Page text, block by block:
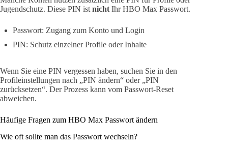
Jugendschutz. Diese PIN ist nicht Ihr HBO Max Passwort.
Passwort: Zugang zum Konto und Login
PIN: Schutz einzelner Profile oder Inhalte
Wenn Sie eine PIN vergessen haben, suchen Sie in den
Profileinstellungen nach „PIN ändern“ oder „PIN
zurücksetzen“. Der Prozess kann vom Passwort-Reset
abweichen.
Häufige Fragen zum HBO Max Passwort ändern
Wie oft sollte man das Passwort wechseln?